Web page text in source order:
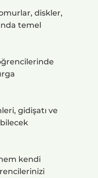
diskler,
temel
gidişatı ve
kendi